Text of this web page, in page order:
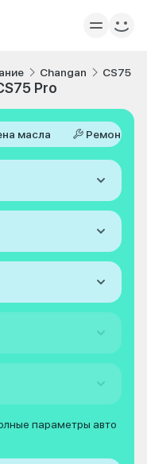
Changan CS75
Pro
масла Ремонт
параметры авто